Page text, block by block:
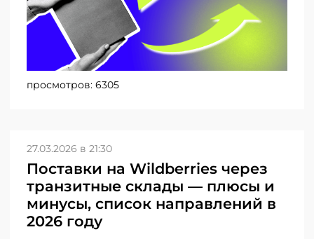
просмотров: 6305
27.03.2026 в 21:30
Поставки на Wildberries через
транзитные склады — плюсы и
минусы, список направлений в
2026 году